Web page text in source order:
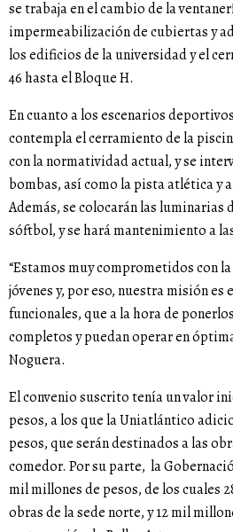
se trabaja en el cambio de la
impermeabilización de cubiertas y
los edificios de la universidad y el
46 hasta el Bloque H.
En cuanto a los escenarios
contempla el cerramiento de la
con la normatividad actual, y se
bombas, así como la pista atlética y
Además, se colocarán las luminarias
sóftbol, y se hará mantenimiento a
“Estamos muy comprometidos con
jóvenes y, por eso, nuestra misión es
funcionales, que a la hora de
completos y puedan operar en
Noguera.
El convenio suscrito tenía un valor
pesos, a los que la Uniatlántico
pesos, que serán destinados a las
comedor. Por su parte, la
mil millones de pesos, de los cuales
obras de la sede norte, y 12 mil